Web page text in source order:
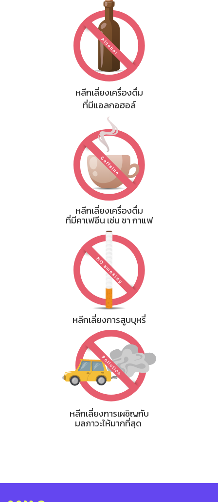
หลีกเลี่ยงเครื่องดื่ม
ที่มีแอลกอฮอล์
หลีกเลี่ยงเครื่องดื่ม
ที่มีคาเฟอีน เช่น ชา กาแฟ
หลีกเลี่ยงการสูบบุหรี่
หลีกเลี่ยงการเผชิญกับ
มลภาวะให้มากที่สุด